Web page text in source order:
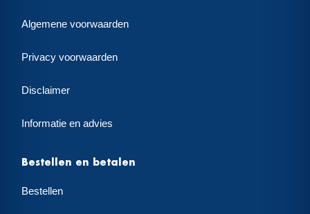
Algemene voorwaarden
Privacy voorwaarden
Disclaimer
Informatie en advies
Bestellen en betalen
Bestellen